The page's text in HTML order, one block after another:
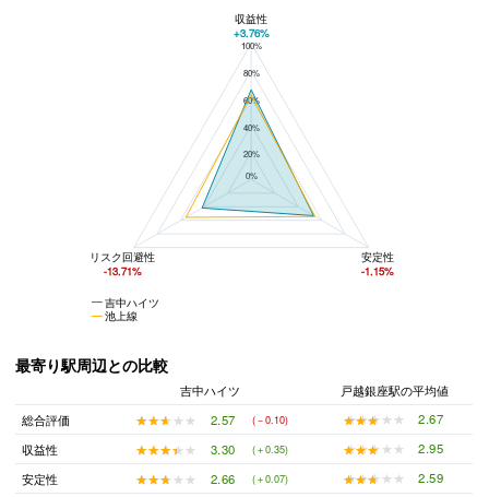
吉中ハイツと池上線の平均値の総合評価の比較
100%
80%
60%
40%
20%
0%
吉中ハイツ
池上線
収益性
+3.76%
リスク回避性
-13.71%
安定性
-1.15%
最寄り駅周辺との比較
吉中ハイツ
戸越銀座駅の平均値
総合評価
★★★★★
★★★★★ 2.57 (－0.10) ★★★★★
★★★★★
2.67
収益性
★★★★★
★★★★★ 3.30 (＋0.35) ★★★★★
★★★★★
2.95
安定性
★★★★★
★★★★★ 2.66 (＋0.07) ★★★★★
★★★★★
2.59